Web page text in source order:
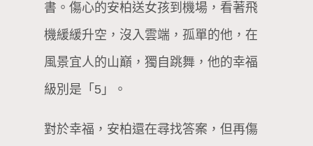
書。傷心的安柏送女孩到機場，看著飛
機緩緩升空，沒入雲端，孤單的他，在
風景宜人的山巔，獨自跳舞，他的幸福
級別是「5」。
對於幸福，安柏還在尋找答案，但再傷